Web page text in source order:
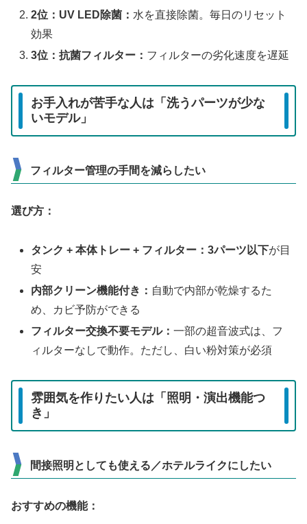
2位：UV LED除菌： 水を直接除菌。毎日のリセット
効果
3位：抗菌フィルター： フィルターの劣化速度を遅延
お手入れが苦手な人は「洗うパーツが少な
いモデル」
フィルター管理の手間を減らしたい
選び方：
タンク + 本体トレー + フィルター：3パーツ以下が目
安
内部クリーン機能付き： 自動で内部が乾燥するた
め、カビ予防ができる
フィルター交換不要モデル：一部の超音波式は、フ
ィルターなしで動作。ただし、白い粉対策が必須
雰囲気を作りたい人は「照明・演出機能つ
き」
間接照明としても使える／ホテルライクにしたい
おすすめの機能：